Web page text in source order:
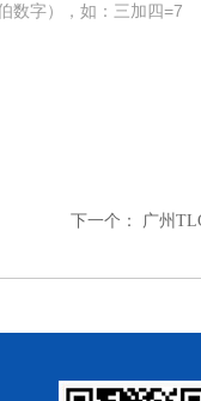
数字），如：三加四=7
下一个： 广州